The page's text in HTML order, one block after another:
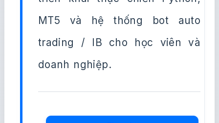
MT5 và hệ thống bot auto
trading / IB cho học viên và
doanh nghiệp.